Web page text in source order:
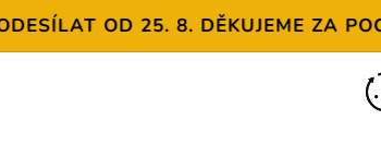
OD 25. 8. DĚKUJEME ZA